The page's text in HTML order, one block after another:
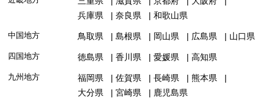
兵庫県
奈良県 和歌山県
中国地方 鳥取県 島根県 岡山県 広島県 山口県
四国地方 徳島県 香川県 愛媛県 高知県
九州地方 福岡県 佐賀県 長崎県
熊本県
大分県
宮崎県 鹿児島県